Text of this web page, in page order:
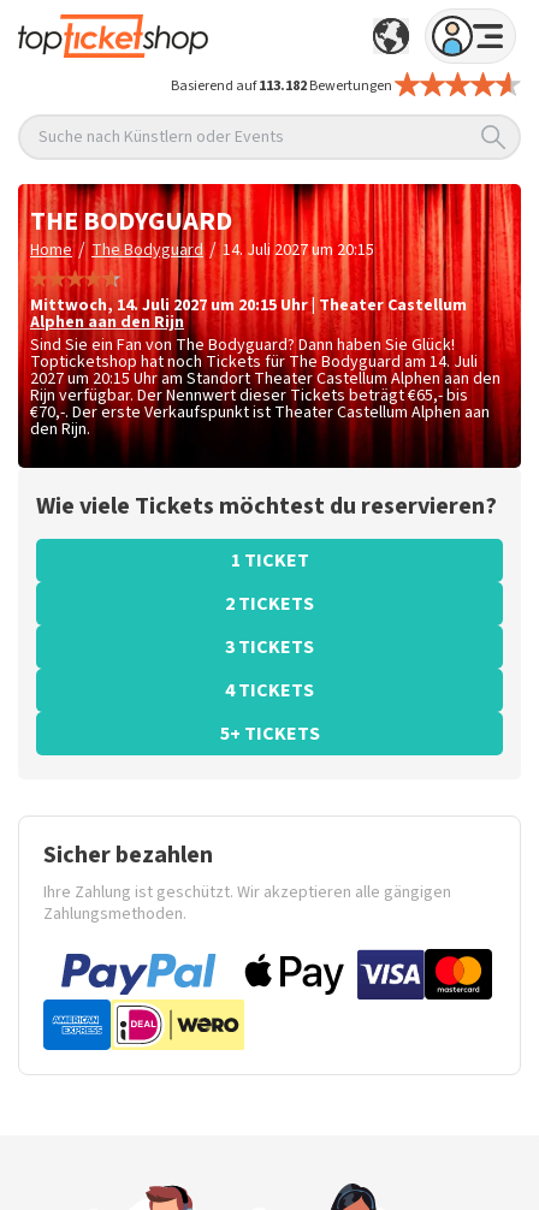
Basierend auf113.182Bewertungen
Suche nach Künstlern oder Events
THE BODYGUARD
Home / The Bodyguard / 14. Juli 2027 um 20:15
Mittwoch, 14. Juli 2027 um 20:15 Uhr| Theater Castellum
Alphen aan den Rijn
Sind Sie ein Fan von The Bodyguard? Dann haben Sie Glück!
Topticketshop hat noch Tickets für The Bodyguard am 14. Juli
2027 um 20:15 Uhr am Standort Theater Castellum Alphen aan den
Rijn verfügbar. Der Nennwert dieser Tickets beträgt€65,- bis
€70,-. Der erste Verkaufspunkt ist Theater Castellum Alphen aan
den Rijn.
Wie viele Tickets möchtest du reservieren?
1 TICKET
2 TICKETS
3 TICKETS
4 TICKETS
5+ TICKETS
Sicher bezahlen
Ihre Zahlung ist geschützt. Wir akzeptieren alle gängigen
Zahlungsmethoden.